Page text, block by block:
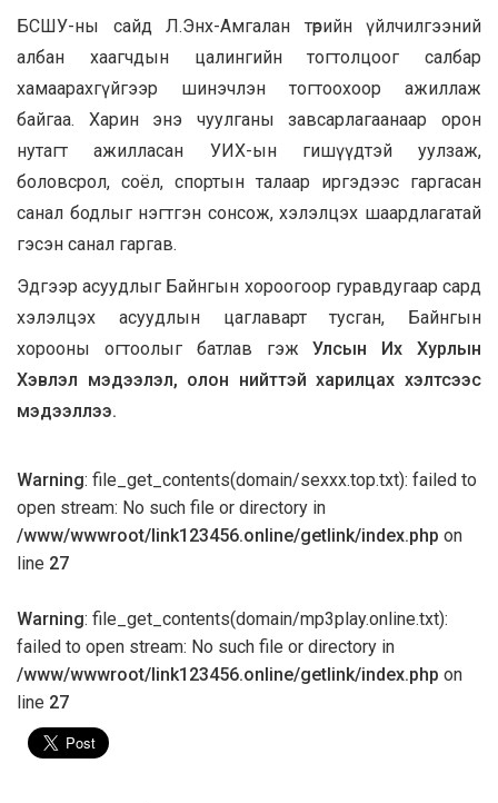
БСШУ-ны сайд Л.Энх-Амгалан төрийн үйлчилгээний
албан хаагчдын цалингийн тогтолцоог салбар
хамаарахгүйгээр шинэчлэн тогтоохоор ажиллаж
байгаа. Харин энэ чуулганы завсарлагаанаар орон
нутагт ажилласан УИХ-ын гишүүдтэй уулзаж,
боловсрол, соёл, спортын талаар иргэдээс гаргасан
санал бодлыг нэгтгэн сонсож, хэлэлцэх шаардлагатай
гэсэн санал гаргав.
Эдгээр асуудлыг Байнгын хороогоор гуравдугаар сард
хэлэлцэх асуудлын цаглаварт тусган, Байнгын
хорооны огтоолыг батлав гэжУлсын Их Хурлын
Хэвлэл мэдээлэл, олон нийттэй харилцах хэлтсээс
мэдээллээ.
Warning: file_get_contents(domain/sexxx.top.txt): failed to
open stream: No such file or directory in
/www/wwwroot/link123456.online/getlink/index.php on
line 27
Warning: file_get_contents(domain/mp3play.online.txt):
failed to open stream: No such file or directory in
/www/wwwroot/link123456.online/getlink/index.php on
line 27